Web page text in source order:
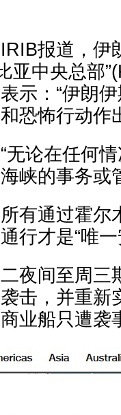
报道，伊
中央总部
示：“伊朗
恐怖行动作
论在任何情
峡的事务或
通过霍尔
行才是“唯
间至周三
击，并重新
业船只遭袭